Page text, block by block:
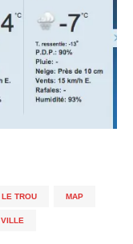
LE TROU MAP
VILLE